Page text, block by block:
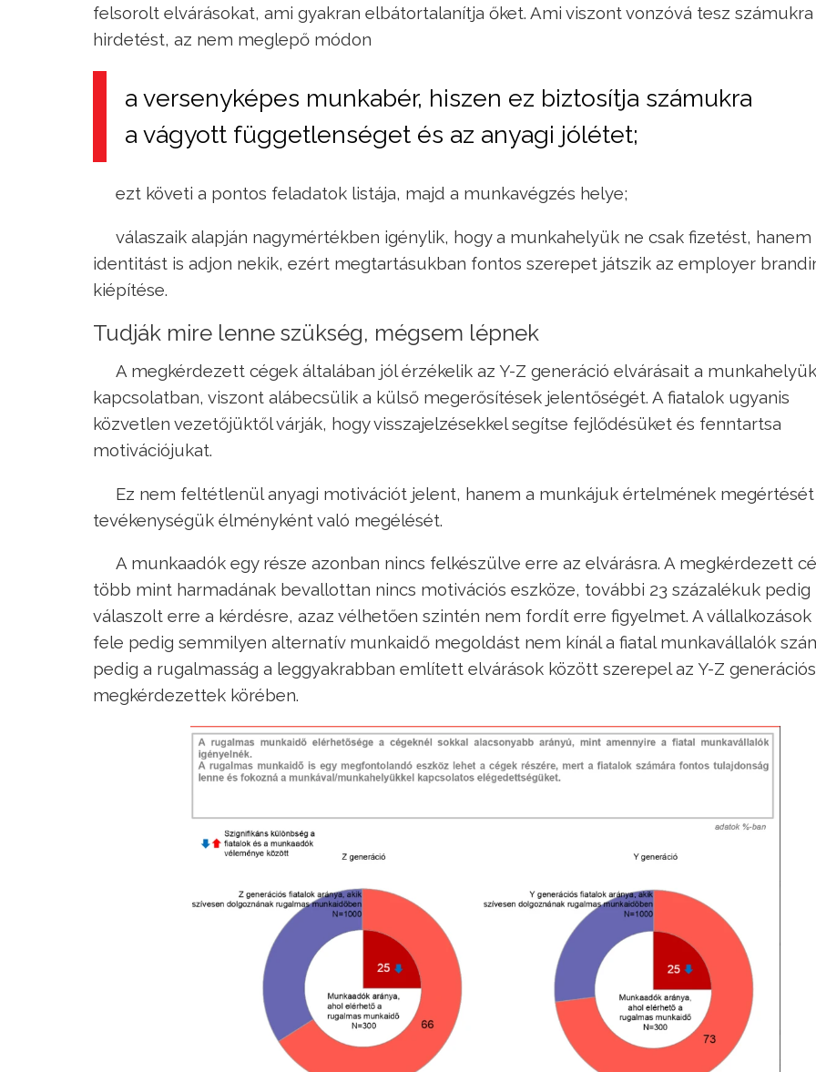
felsorolt elvárásokat, ami gyakran elbátortalanítja őket. Ami viszont vonzóvá tesz
hirdetést, az nem meglepő módon
a versenyképes munkabér, hiszen ez biztosítja számukra
a vágyott függetlenséget és az anyagi jólétet;
ezt követi a pontos feladatok listája, majd a munkavégzés helye;
válaszaik alapján nagymértékben igénylik, hogy a munkahelyük ne csak fizetést, hanem
identitást is adjon nekik, ezért megtartásukban fontos szerepet játszik az employer
kiépítése.
Tudják mire lenne szükség, mégsem lépnek
A megkérdezett cégek általában jól érzékelik az Y-Z generáció elvárásait a
kapcsolatban, viszont alábecsülik a külső megerősítések jelentőségét. A fiatalok ugyanis
közvetlen vezetőjüktől várják, hogy visszajelzésekkel segítse fejlődésüket és fenntartsa
motivációjukat.
Ez nem feltétlenül anyagi motivációt jelent, hanem a munkájuk értelmének
tevékenységük élményként való megélését. ​
A munkaadók egy része azonban nincs felkészülve erre az elvárásra. A megkérdezett
több mint harmadának bevallottan nincs motivációs eszköze, további 23 százalékuk pedig
válaszolt erre a kérdésre, azaz vélhetően szintén nem fordít erre figyelmet. A vállalkozások
fele pedig semmilyen alternatív munkaidő megoldást nem kínál a fiatal munkavállalók
pedig a rugalmasság a leggyakrabban említett elvárások között szerepel az Y-Z generációs
megkérdezettek körében.